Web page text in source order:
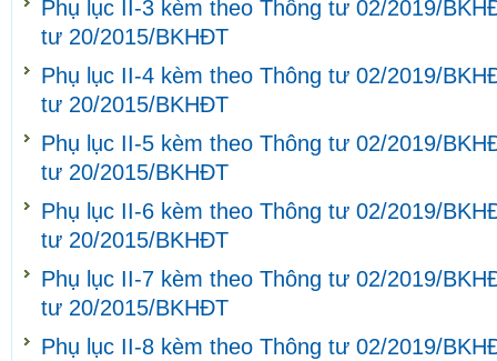
Phụ lục II-3 kèm theo Thông tư 02/2019/
tư 20/2015/BKHĐT
Phụ lục II-4 kèm theo Thông tư 02/2019/
tư 20/2015/BKHĐT
Phụ lục II-5 kèm theo Thông tư 02/2019/
tư 20/2015/BKHĐT
Phụ lục II-6 kèm theo Thông tư 02/2019/
tư 20/2015/BKHĐT
Phụ lục II-7 kèm theo Thông tư 02/2019/
tư 20/2015/BKHĐT
Phụ lục II-8 kèm theo Thông tư 02/2019/